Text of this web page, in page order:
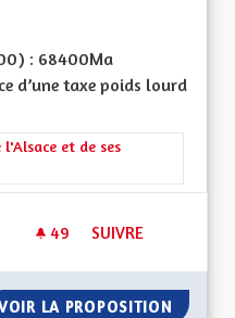
: 68400Ma
d’une taxe poids lourd
: L'attractivité
et de ses
49 49 ABONNÉS
SUIVRE
LA PROPOSITION UNE